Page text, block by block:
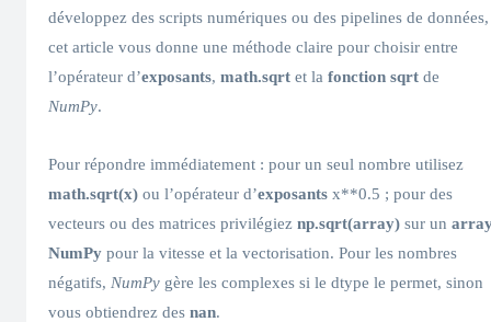
développez des scripts numériques ou des pipelines de données,
cet article vous donne une méthode claire pour choisir entre
l’opérateur d’exposants, math.sqrt et la fonction sqrt de
NumPy.
Pour répondre immédiatement : pour un seul nombre utilisez
math.sqrt(x) ou l’opérateur d’exposants x**0.5 ; pour des
vecteurs ou des matrices privilégiez np.sqrt(array) sur un
NumPy pour la vitesse et la vectorisation. Pour les nombres
négatifs, NumPy gère les complexes si le dtype le permet, sinon
vous obtiendrez des nan.